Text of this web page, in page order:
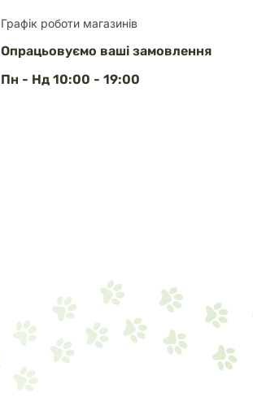
Графік роботи магазинів
Опрацьовуємо ваші замовлення
Пн - Нд 10:00 - 19:00